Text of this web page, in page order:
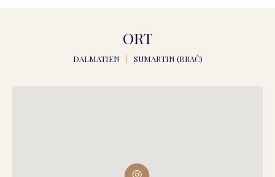
ORT
DALMATIEN SUMARTIN (BRAČ)